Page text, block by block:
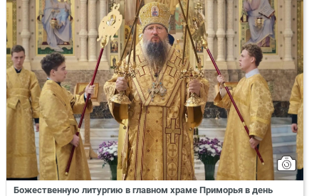
Божественную литургию в главном храме Приморья в день